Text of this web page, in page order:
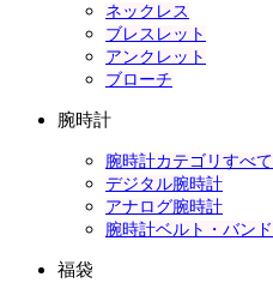
ネックレス
ブレスレット
アンクレット
ブローチ
腕時計
腕時計カテゴリすべて
デジタル腕時計
アナログ腕時計
腕時計ベルト・バンド
福袋